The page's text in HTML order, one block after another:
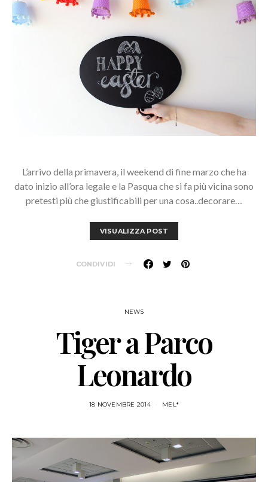
L’arrivo della primavera, il weekend di fine marzo che ha
dato inizio all’ora legale e la Pasqua che si fa più vicina sono
pretesti più che giustificabili per una cosa..decorare…
VISUALIZZA POST
CONDIVIDI
NEWS
Tiger a Parco
Leonardo
18 NOVEMBRE 2014 MEL*